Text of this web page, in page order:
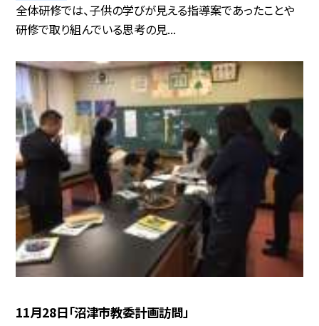
全体研修では、子供の学びが見える指導案であったことや
研修で取り組んでいる思考の見...
11月28日「沼津市教委計画訪問」